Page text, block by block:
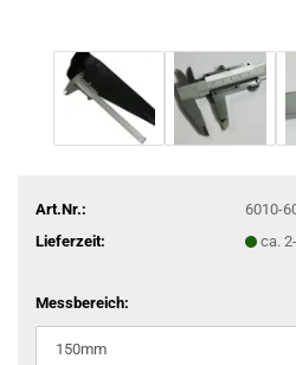
Art.Nr.:
6010-
Lieferzeit:
ca.
Messbereich: